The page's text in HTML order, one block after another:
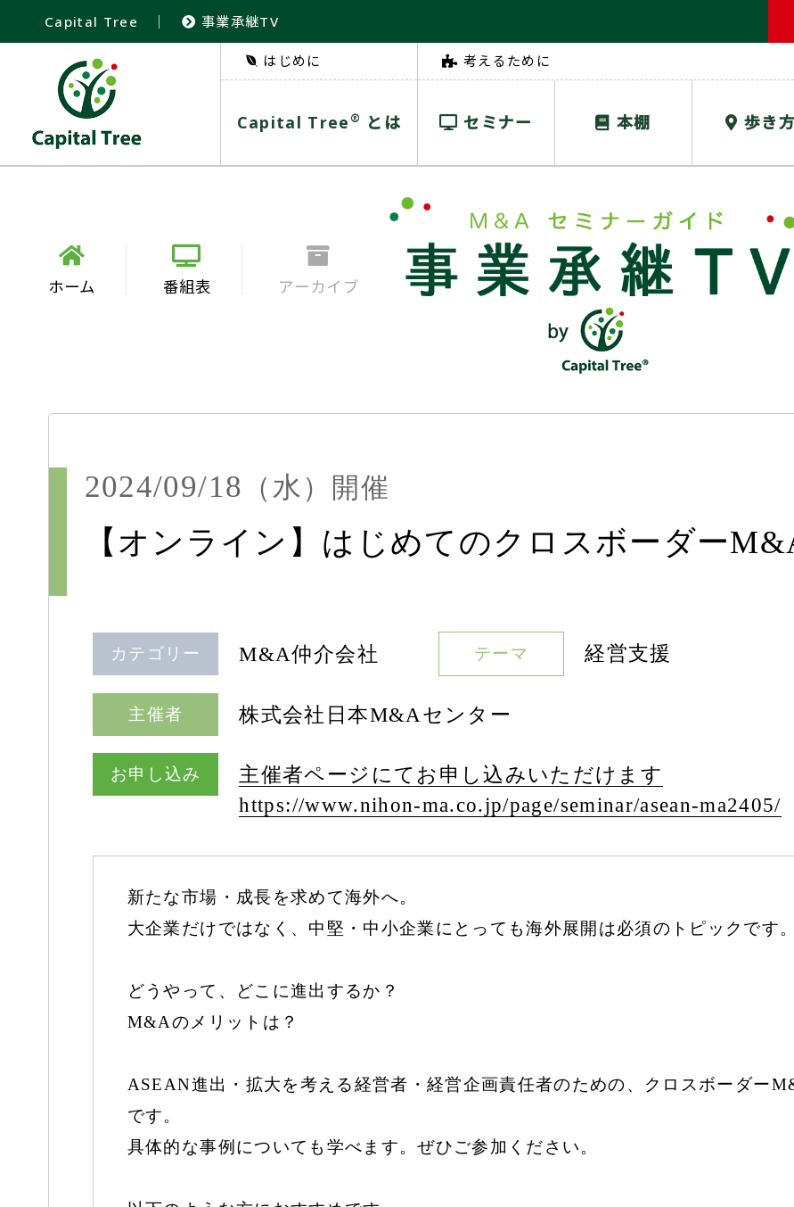
Capital Tree ｜ 事業承継TV
はじめに
Capital Tree ® とは
考えるために
セミナー 本棚 歩き方
ホーム 番組表 アーカイブ
2024/09/18 （水） 開催
【オンライン】はじめてのクロスボーダー
カテゴリー M&A仲介会社 テーマ 経営支援
主催者 株式会社日本M&Aセンター
お申し込み
主催者ページにてお申し込みいただけます
https://www.nihon-ma.co.jp/page/seminar/asean-ma2405/
新たな市場・成長を求めて海外へ。
大企業だけではなく、中堅・中小企業にとっても海外展開は必須のトピックです。
どうやって、どこに進出するか？
M&Aのメリットは？
ASEAN進出・拡大を考える経営者・経営企画責任者のための、クロスボーダー
です。
具体的な事例についても学べます。ぜひご参加ください。